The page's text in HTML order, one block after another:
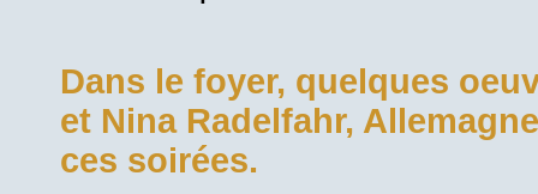
Dans le foyer, quelques
et Nina Radelfahr,
ces soirées.